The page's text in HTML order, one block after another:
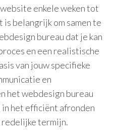
enkele weken tot
is belangrijk om samen te
bureau dat je kan
en een realistische
van jouw specifieke
en
het webdesign bureau
het efficiënt afronden
redelijke termijn.